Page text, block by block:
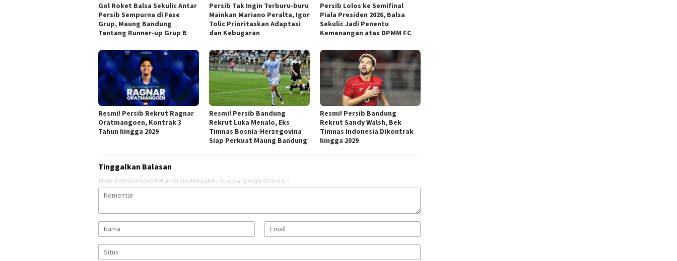
Gol Roket Balsa Sekulic Antar
Persib Sempurna di Fase
Grup, Maung Bandung
Tantang Runner-up Grup B
Persib Tak Ingin Terburu-buru
Mainkan Mariano Peralta, Igor
Tolic Prioritaskan Adaptasi
dan Kebugaran
Persib Lolos ke Semifinal
Piala Presiden 2026, Balsa
Sekulic Jadi Penentu
Kemenangan atas DPMM FC
Resmi! Persib Rekrut Ragnar
Oratmangoen, Kontrak 3
Tahun hingga 2029
Resmi! Persib Bandung
Rekrut Luka Menalo, Eks
Timnas Bosnia-Herzegovina
Siap Perkuat Maung Bandung
Resmi! Persib Bandung
Rekrut Sandy Walsh, Bek
Timnas Indonesia Dikontrak
hingga 2029
Tinggalkan Balasan
Alamat email Anda tidak akan dipublikasikan. Ruas yang wajib ditandai *